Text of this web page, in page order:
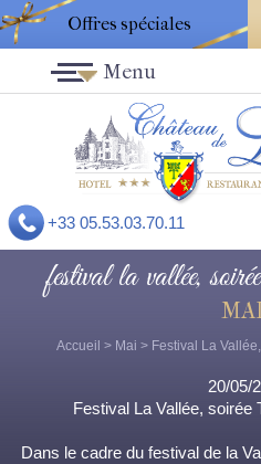
Offres spéciales
+33 05.53.03.70.11
Menu
festival la vallée,
Accueil > Mai > Festival La
20/05/
Festival La Vallée, soirée
Dans le cadre du festival de la